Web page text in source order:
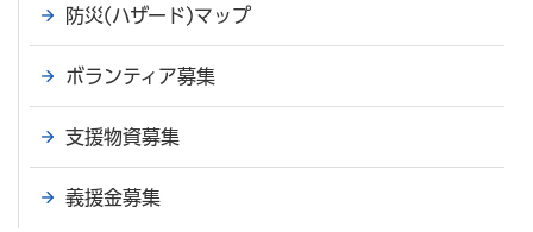
防災(ハザード)マップ
ボランティア募集
支援物資募集
義援金募集